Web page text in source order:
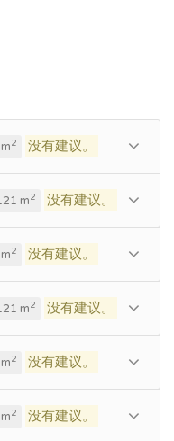
2 没有建议。
m2 没有建议。
2 没有建议。
m2 没有建议。
2 没有建议。
2 没有建议。